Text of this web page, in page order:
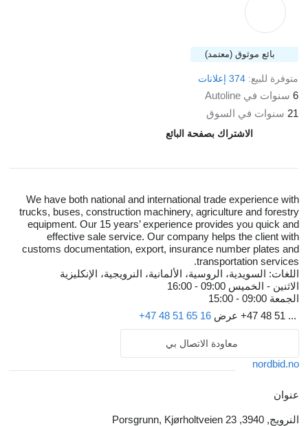
بائع موثوق (معتمد)
متوفرة للبيع: 374 إعلانات
6 سنوات في Autoline
21 سنوات في السوق
الاشتراك بصفحة البائع
We have both national and international trade experience with
trucks, buses, construction machinery, agriculture and forestry
equipment. Our 15 years’ experience provides you quick and
effective sale service. Our company helps the client with
customs documentation, export, insurance number plates and
transportation services.
اللغات: السويدية، الروسية، الألمانية، النرويجية، الإنكليزية
الاثنين - الخميس 09:00 - 16:00
الجمعة 09:00 - 15:00
+47 48 51 ... عرض +47 48 51 65 16
معاودة الاتصال بي
nordbid.no
عنوان
النرويج, 3940, Porsgrunn, Kjørholtveien 23